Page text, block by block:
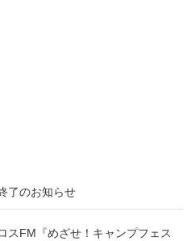
了のお知らせ
スFM『めざせ！キャンプフェス